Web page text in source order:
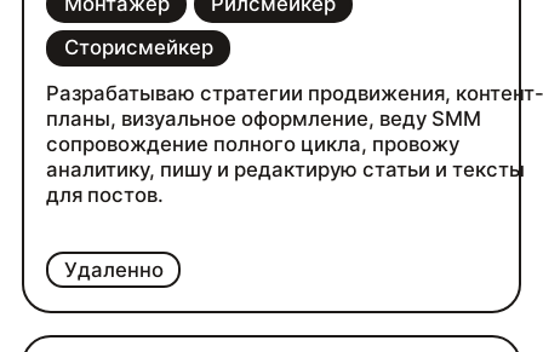
Удаленно
Сторисмейкер
Разрабатываю стратегии продвижения,
планы, визуальное оформление, веду SMM
сопровождение полного цикла, провожу
аналитику, пишу и редактирую статьи и тексты
для постов.